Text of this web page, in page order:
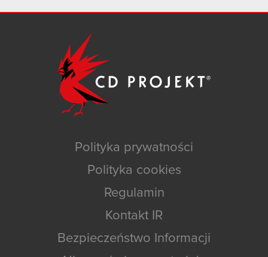
Polityka prywatności
Polityka cookies
Regulamin
Kontakt IR
Bezpieczeństwo Informacji